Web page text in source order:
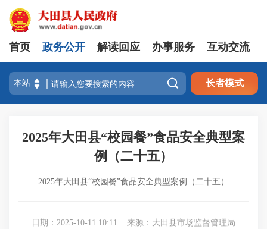
首页 政务公开 解读回应 办事服务 互动交流
 长者模式
2025年大田县“校园餐”食品安全典型案
例（二十五）
2025年大田县“校园餐”食品安全典型案例（二十五）
日期：2025-10-11 10:11 来源：大田县市场监督管理局